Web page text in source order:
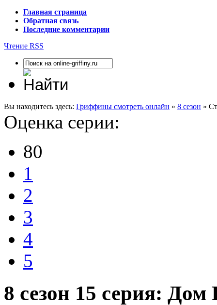
Главная страница
Обратная связь
Последние комментарии
Чтение RSS
Вы находитесь здесь: Гриффины смотреть онлайн » 8 сезон »
Оценка серии:
80
1
2
3
4
5
8 сезон 15 серия: